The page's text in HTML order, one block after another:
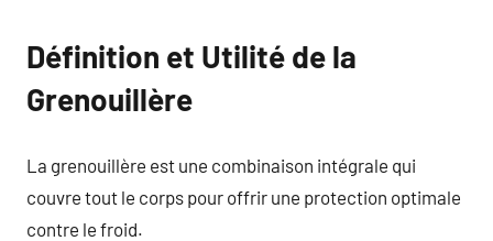
Définition et Utilité de la
Grenouillère
La grenouillère est une combinaison intégrale qui
couvre tout le corps pour offrir une protection optimale
contre le froid.